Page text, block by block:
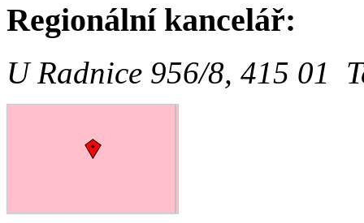
Regionální kancelář:
U Radnice 956/8, 415 01